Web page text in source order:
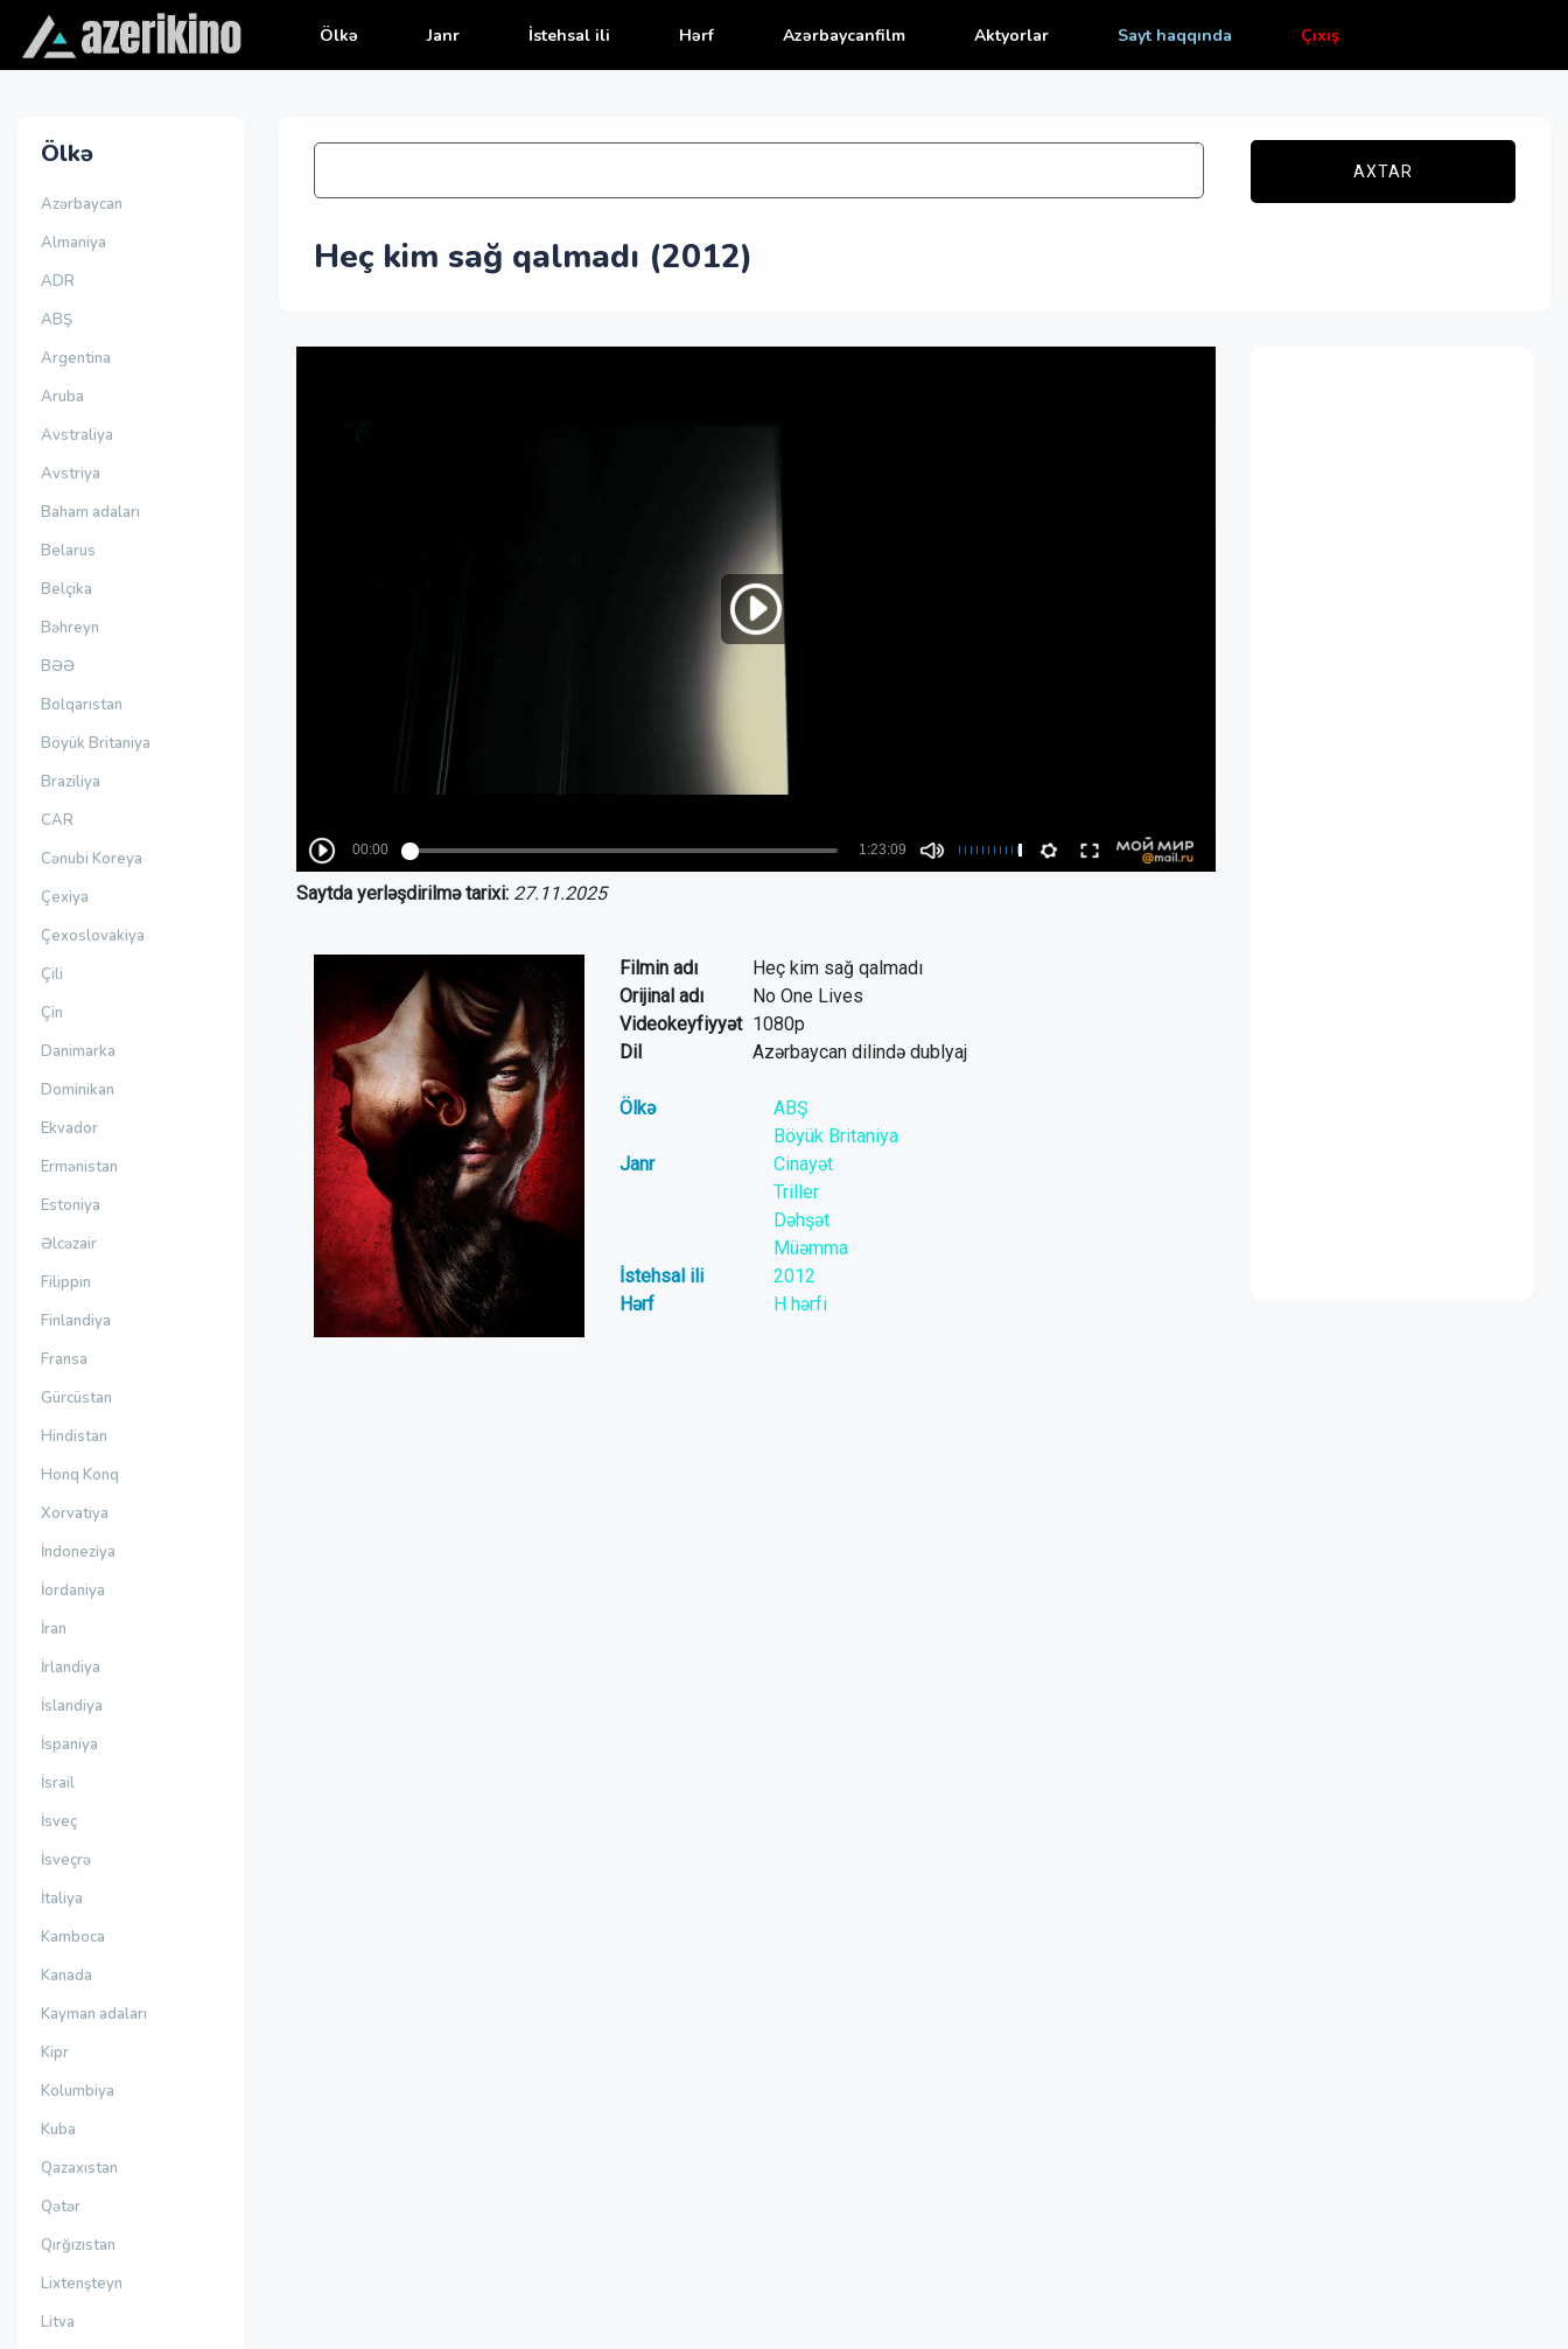
Ölkə Janr İstehsal ili Hərf Azərbaycanfilm Aktyorlar Sayt haqqında Çıxış
Ölkə
Azərbaycan
Almaniya
ADR
ABŞ
Argentina
Aruba
Avstraliya
Avstriya
Baham adaları
Belarus
Belçika
Bəhreyn
BƏƏ
Bolqarıstan
Böyük Britaniya
Braziliya
CAR
Cənubi Koreya
Çexiya
Çexoslovakiya
Çili
Çin
Danimarka
Dominikan
Ekvador
Ermənistan
Estoniya
Əlcəzair
Filippin
Finlandiya
Fransa
Gürcüstan
Hindistan
Honq Konq
Xorvatiya
İndoneziya
İordaniya
İran
İrlandiya
İslandiya
İspaniya
İsrail
İsveç
İsveçrə
İtaliya
Kamboca
Kanada
Kayman adaları
Kipr
Kolumbiya
Kuba
Qazaxıstan
Qətər
Qırğızıstan
Lixtenşteyn
Litva
AXTAR
Heç kim sağ qalmadı (2012)
Saytda yerləşdirilmə tarixi: 27.11.2025
Filmin adı
Heç kim sağ qalmadı
Orijinal adı
No One Lives
Videokeyfiyyət 1080p
Dil
Azərbaycan dilində dublyaj
Ölkə
ABŞ
Böyük Britaniya
Janr
Cinayət
Triller
Dəhşət
Müəmma
İstehsal ili
2012
Hərf
H hərfi